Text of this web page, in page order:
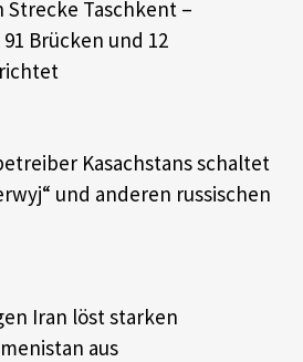
Strecke Taschkent –
Brücken und 12
Kasachstans schaltet
und anderen russischen
Iran löst starken
aus